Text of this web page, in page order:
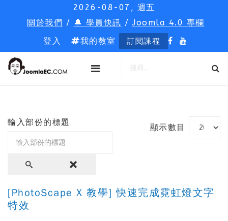
2026-08-07, 週五
關於我們 / 🔔 學員快訊 /Joomla 4.0 專欄
登入
我的教室 訂閱課程
輸入部份的標題
顯示數目
[PhotoScape X 教學] 快速完成霓虹燈文字
特效